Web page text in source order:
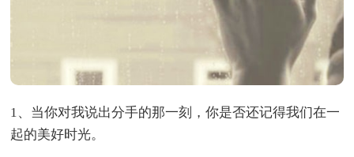
1、当你对我说出分手的那一刻，你是否还记得我们在一
起的美好时光。